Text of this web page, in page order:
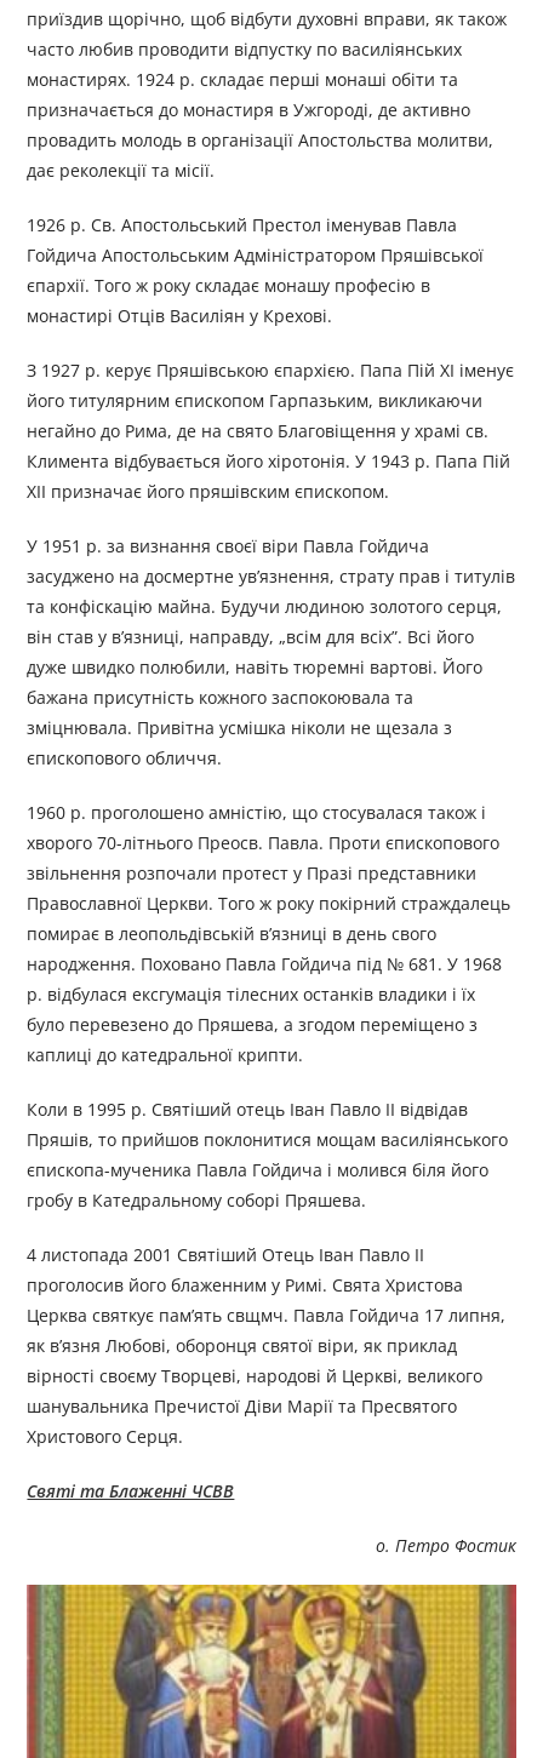
приїздив щорічно, щоб відбути духовні вправи, як також
часто любив проводити відпустку по василіянських
монастирях. 1924 р. складає перші монаші обіти та
призначається до монастиря в Ужгороді, де активно
провадить молодь в організації Апостольства молитви,
дає реколекції та місії.
1926 р. Св. Апостольський Престол іменував Павла
Гойдича Апостольським Адміністратором Пряшівської
єпархії. Того ж року складає монашу професію в
монастирі Отців Василіян у Крехові.
З 1927 р. керує Пряшівською єпархією. Папа Пій XI іменує
його титулярним єпископом Гарпазьким, викликаючи
негайно до Рима, де на свято Благовіщення у храмі св.
Климента відбувається його хіротонія. У 1943 р. Папа Пій
XII призначає його пряшівским єпископом.
У 1951 р. за визнання своєї віри Павла Гойдича
засуджено на досмертне ув’язнення, страту прав і титулів
та конфіскацію майна. Будучи людиною золотого серця,
він став у в’язниці, направду, „всім для всіх”. Всі його
дуже швидко полюбили, навіть тюремні вартові. Його
бажана присутність кожного заспокоювала та
зміцнювала. Привітна усмішка ніколи не щезала з
єпископового обличчя.
1960 р. проголошено амністію, що стосувалася також і
хворого 70-літнього Преосв. Павла. Проти єпископового
звільнення розпочали протест у Празі представники
Православної Церкви. Того ж року покірний страждалець
помирає в леопольдівській в’язниці в день свого
народження. Поховано Павла Гойдича під № 681. У 1968
р. відбулася ексгумація тілесних останків владики і їх
було перевезено до Пряшева, а згодом переміщено з
каплиці до катедральної крипти.
Коли в 1995 р. Святіший отець Іван Павло II відвідав
Пряшів, то прийшов поклонитися мощам василіянського
єпископа-мученика Павла Гойдича і молився біля його
гробу в Катедральному соборі Пряшева.
4 листопада 2001 Святіший Отець Іван Павло ІІ
проголосив його блаженним у Римі. Свята Христова
Церква святкує пам’ять свщмч. Павла Гойдича 17 липня,
як в’язня Любові, оборонця святої віри, як приклад
вірності своєму Творцеві, народові й Церкві, великого
шанувальника Пречистої Діви Марії та Пресвятого
Христового Серця.
Святі та Блаженні ЧСВВ
о. Петро Фостик